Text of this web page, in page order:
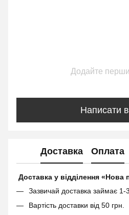
Додайте
Написати
Доставка Оплата
Доставка у відділення «Нова
Зазвичай доставка займає 1-3
Вартість доставки від 50 грн.